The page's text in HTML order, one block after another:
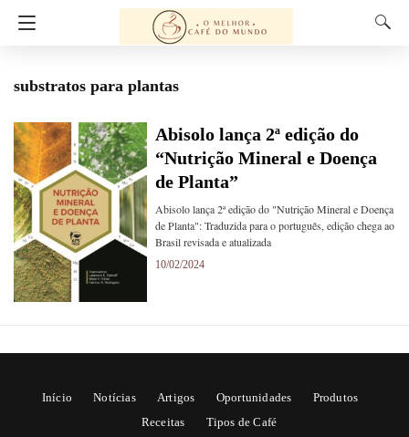
substratos para plantas
Abisolo lança 2ª edição do
“Nutrição Mineral e Doença
de Planta”
Abisolo lança 2ª edição do "Nutrição Mineral e Doença
de Planta": Traduzida para o português, edição chega ao
Brasil revisada e atualizada
10/02/2024
Início Notícias Artigos Oportunidades
Produtos
Receitas
Tipos de Café